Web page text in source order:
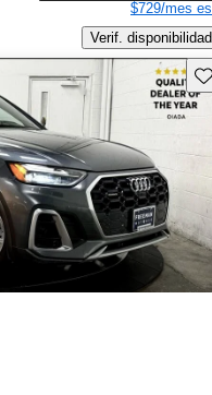
$729/mes
Verif. disponibilidad